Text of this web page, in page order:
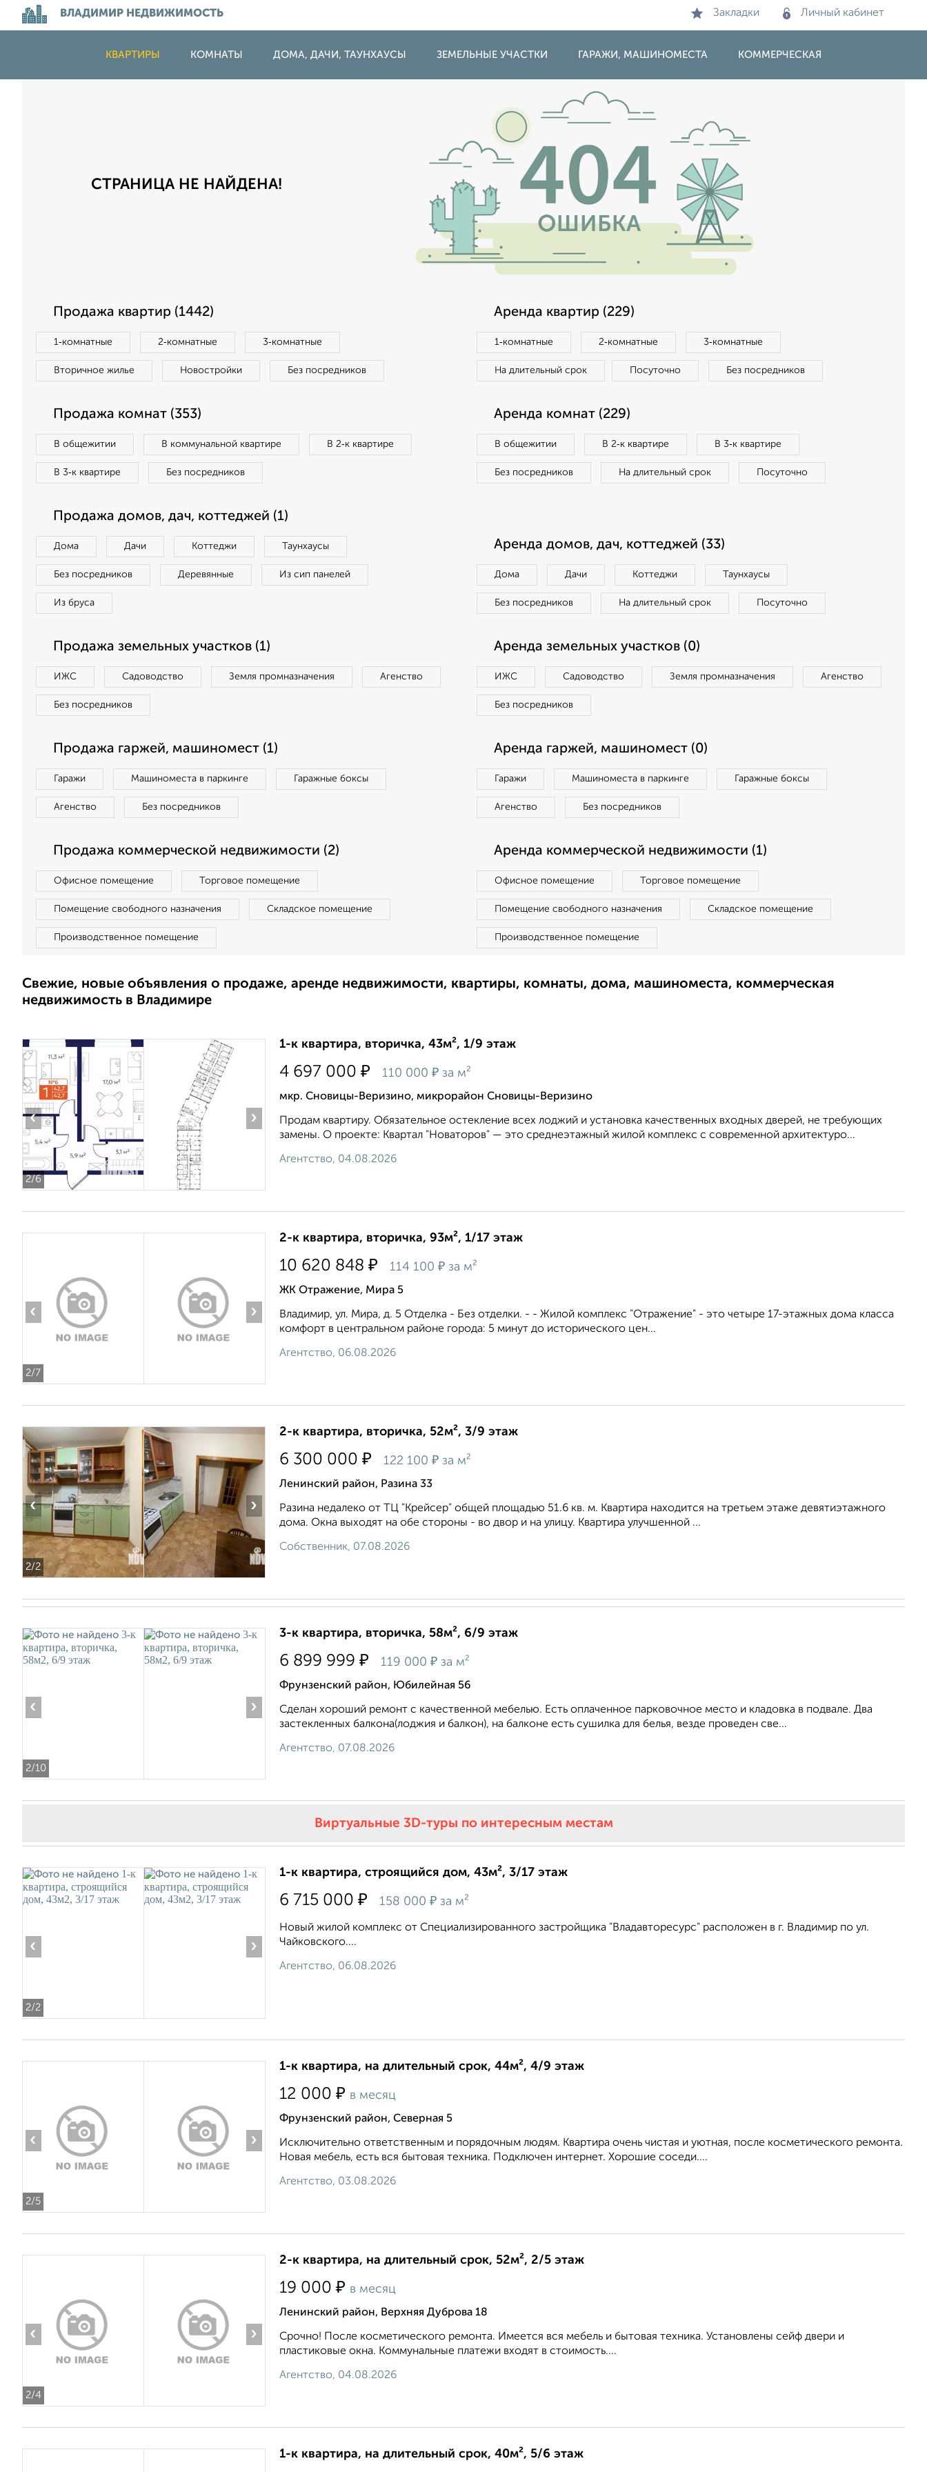
ВЛАДИМИР НЕДВИЖИМОСТЬ Закладки Личный кабинет
КВАРТИРЫ КОМНАТЫ ДОМА, ДАЧИ, ТАУНХАУСЫ ЗЕМЕЛЬНЫЕ УЧАСТКИ ГАРАЖИ, МАШИНОМЕСТА КОММЕРЧЕСКАЯ
СТРАНИЦА НЕ НАЙДЕНА!
Продажа квартир (1442)
1‑комнатные 2‑комнатные 3‑комнатные
Вторичное жилье Новостройки Без посредников
Аренда квартир (229)
1‑комнатные 2‑комнатные 3‑комнатные
На длительный срок Посуточно Без посредников
Продажа комнат (353)
В общежитии В коммунальной квартире В 2‑к квартире
В 3‑к квартире Без посредников
Аренда комнат (229)
В общежитии В 2‑к квартире В 3‑к квартире
Без посредников На длительный срок Посуточно
Продажа домов, дач, коттеджей (1)
Дома Дачи Коттеджи Таунхаусы
Без посредников Деревянные Из сип панелей
Из бруса
Аренда домов, дач, коттеджей (33)
Дома Дачи Коттеджи Таунхаусы
Без посредников На длительный срок Посуточно
Продажа земельных участков (1)
ИЖС Садоводство Земля промназначения Агенство
Без посредников
Аренда земельных участков (0)
ИЖС Садоводство Земля промназначения Агенство
Без посредников
Продажа гаржей, машиномест (1)
Гаражи Машиноместа в паркинге Гаражные боксы
Агенство Без посредников
Аренда гаржей, машиномест (0)
Гаражи Машиноместа в паркинге Гаражные боксы
Агенство Без посредников
Продажа коммерческой недвижимости (2)
Офисное помещение Торговое помещение
Помещение свободного назначения Складское помещение
Производственное помещение
Аренда коммерческой недвижимости (1)
Офисное помещение Торговое помещение
Помещение свободного назначения Складское помещение
Производственное помещение
Свежие, новые объявления о продаже, аренде недвижимости, квартиры, комнаты, дома, машиноместа, коммерческая
недвижимость в Владимире
2/6
‹ ›
1-к квартира, вторичка, 43м², 1/9 этаж
4 697 000 ₽ 110 000 ₽ за м²
мкр. Сновицы-Веризино, микрорайон Сновицы-Веризино
Продам квартиру. Обязательное остекление всех лоджий и установка качественных входных дверей, не требующих
замены. О проекте: Квартал "Новаторов" — это среднеэтажный жилой комплекс с современной архитектуро...
Агентство, 04.08.2026
2/7
‹ ›
2-к квартира, вторичка, 93м², 1/17 этаж
10 620 848 ₽ 114 100 ₽ за м²
ЖК Отражение, Мира 5
Владимир, ул. Мира, д. 5 Отделка - Без отделки. - - Жилой комплекс "Отражение" - это четыре 17-этажных дома класса
комфорт в центральном районе города: 5 минут до исторического цен...
Агентство, 06.08.2026
2/2
‹ ›
2-к квартира, вторичка, 52м², 3/9 этаж
6 300 000 ₽ 122 100 ₽ за м²
Ленинский район, Разина 33
Разина недалеко от ТЦ "Крейсер" общей площадью 51.6 кв. м. Квартира находится на третьем этаже девятиэтажного
дома. Окна выходят на обе стороны - во двор и на улицу. Квартира улучшенной ...
Собственник, 07.08.2026
2/10
‹ ›
3-к квартира, вторичка, 58м², 6/9 этаж
6 899 999 ₽ 119 000 ₽ за м²
Фрунзенский район, Юбилейная 56
Сделан хороший ремонт с качественной мебелью. Есть оплаченное парковочное место и кладовка в подвале. Два
застекленных балкона(лоджия и балкон), на балконе есть сушилка для белья, везде проведен све...
Агентство, 07.08.2026
Виртуальные 3D-туры по интересным местам
2/2
‹ ›
1-к квартира, строящийся дом, 43м², 3/17 этаж
6 715 000 ₽ 158 000 ₽ за м²
Новый жилой комплекс от Специализированного застройщика "Владавторесурс" расположен в г. Владимир по ул.
Чайковского....
Агентство, 06.08.2026
2/5
‹ ›
1-к квартира, на длительный срок, 44м², 4/9 этаж
12 000 ₽ в месяц
Фрунзенский район, Северная 5
Исключительно ответственным и порядочным людям. Квартира очень чистая и уютная, после косметического ремонта.
Новая мебель, есть вся бытовая техника. Подключен интернет. Хорошие соседи....
Агентство, 03.08.2026
2/4
‹ ›
2-к квартира, на длительный срок, 52м², 2/5 этаж
19 000 ₽ в месяц
Ленинский район, Верхняя Дуброва 18
Срочно! После косметического ремонта. Имеется вся мебель и бытовая техника. Установлены сейф двери и
пластиковые окна. Коммунальные платежи входят в стоимость....
Агентство, 04.08.2026
1-к квартира, на длительный срок, 40м², 5/6 этаж